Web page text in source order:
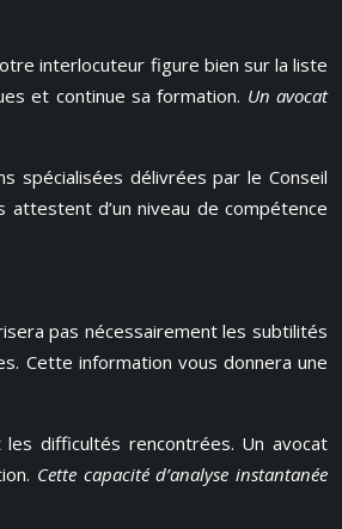
interlocuteur figure bien sur la liste
et continue sa formation. Un avocat
spécialisées délivrées par le Conseil
d’un niveau de compétence
pas nécessairement les subtilités
Cette information vous donnera une
difficultés rencontrées. Un avocat
Cette capacité d’analyse instantanée